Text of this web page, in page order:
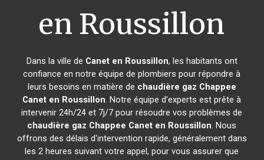
en Roussillon
Dans la ville de Canet en Roussillon, les habitants ont
confiance en notre équipe de plombiers pour répondre à
leurs besoins en matière de chaudière gaz Chappee
Canet en Roussillon. Notre équipe d'experts est prête à
intervenir 24h/24 et 7j/7 pour résoudre vos problèmes de
chaudière gaz Chappee Canet en Roussillon. Nous
offrons des délais d'intervention rapide, généralement dans
les 2 heures suivant votre appel, pour vous assurer que